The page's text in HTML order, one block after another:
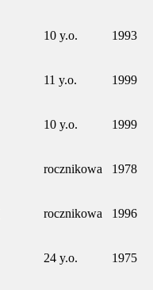
10 y.o. 1993
11 y.o. 1999
10 y.o. 1999
rocznikowa 1978
rocznikowa 1996
24 y.o. 1975